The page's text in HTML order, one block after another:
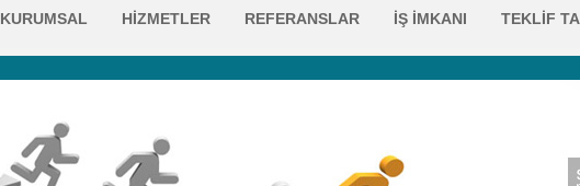
KURUMSAL HİZMETLER REFERANSLAR İŞ İMKANI TEKLİF